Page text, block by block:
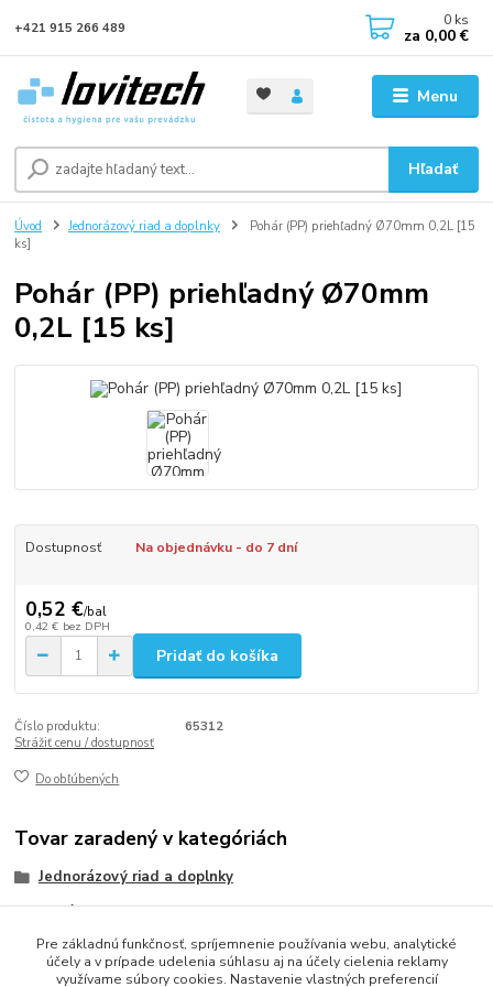
Menu
Hľadať
+421 915 266 489 0 ks
za 0,00 €
Úvod Jednorázový riad a doplnky
Pohár (PP) priehľadný Ø70mm 0,2L [15
ks]
Pohár (PP) priehľadný Ø70mm
0,2L [15 ks]
Dostupnosť Na objednávku - do 7 dní
0,52 €/bal
0,42 € bez DPH
Pridať do košíka
Číslo produktu:
65312
Strážiť cenu / dostupnosť
Do obľúbených
Tovar zaradený v kategóriách
Jednorázový riad a doplnky
Poháriky
Plastové poháriky (PP)
Pre základnú funkčnosť, spríjemnenie používania webu, analytické
účely a v prípade udelenia súhlasu aj na účely cielenia reklamy
využívame súbory cookies. Nastavenie vlastných preferencií